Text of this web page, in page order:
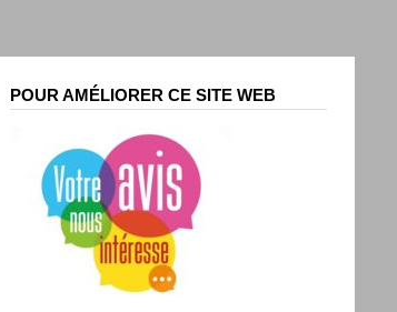
POUR AMÉLIORER CE SITE WEB